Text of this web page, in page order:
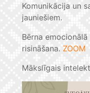
Komunikācija un
jauniešiem.
Bērna
risināšana. ZOOM
Mākslīgais